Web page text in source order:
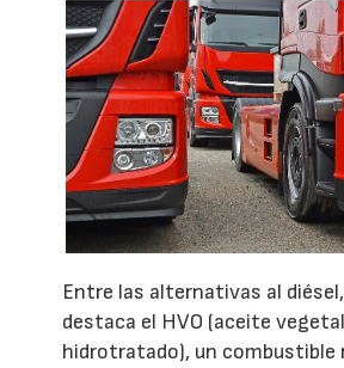
Entre las alternativas al diésel,
destaca el HVO (aceite vegetal
hidrotratado), un combustible